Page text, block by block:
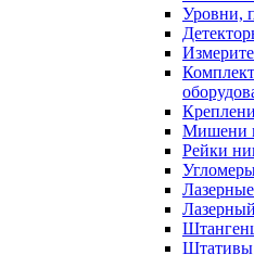
Уровни,
Мишени
Рейки
Штативы